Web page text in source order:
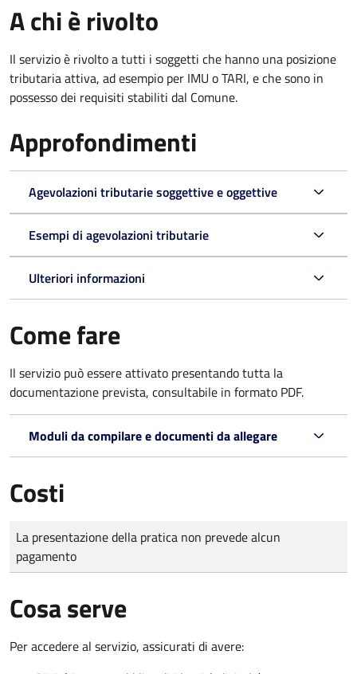
A chi è rivolto
Il servizio è rivolto a tutti i soggetti che hanno una posizione
tributaria attiva, ad esempio per IMU o TARI, e che sono in
possesso dei requisiti stabiliti dal Comune.
Approfondimenti
Agevolazioni tributarie soggettive e oggettive
Esempi di agevolazioni tributarie
Ulteriori informazioni
Come fare
Il servizio può essere attivato presentando tutta la
documentazione prevista, consultabile in formato PDF.
Moduli da compilare e documenti da allegare
Costi
Tipo di pagamento
Importo
La presentazione della pratica non prevede alcun
pagamento
Cosa serve
Per accedere al servizio, assicurati di avere: